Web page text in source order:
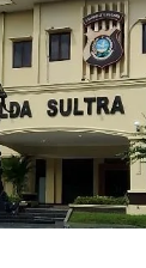
di UIN